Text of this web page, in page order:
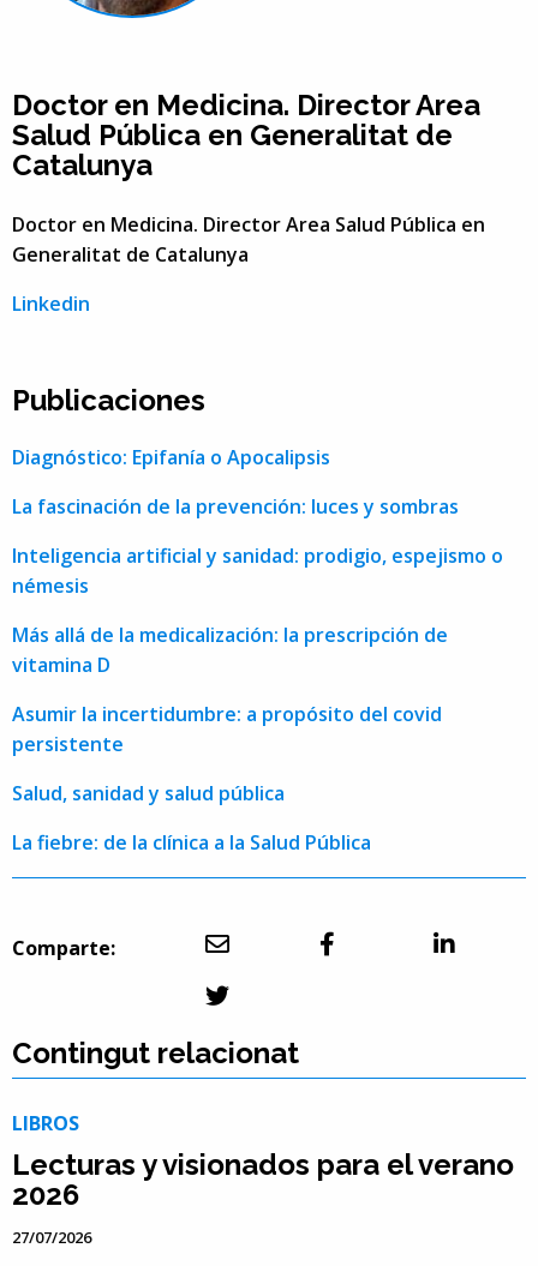
Doctor en Medicina. Director Area
Salud Pública en Generalitat de
Catalunya
Doctor en Medicina. Director Area Salud Pública en
Generalitat de Catalunya
Linkedin
Publicaciones
Diagnóstico: Epifanía o Apocalipsis
La fascinación de la prevención: luces y sombras
Inteligencia artificial y sanidad: prodigio, espejismo o
némesis
Más allá de la medicalización: la prescripción de
vitamina D
Asumir la incertidumbre: a propósito del covid
persistente
Salud, sanidad y salud pública
La fiebre: de la clínica a la Salud Pública
Comparte:
Contingut relacionat
LIBROS
Lecturas y visionados para el verano
2026
27/07/2026